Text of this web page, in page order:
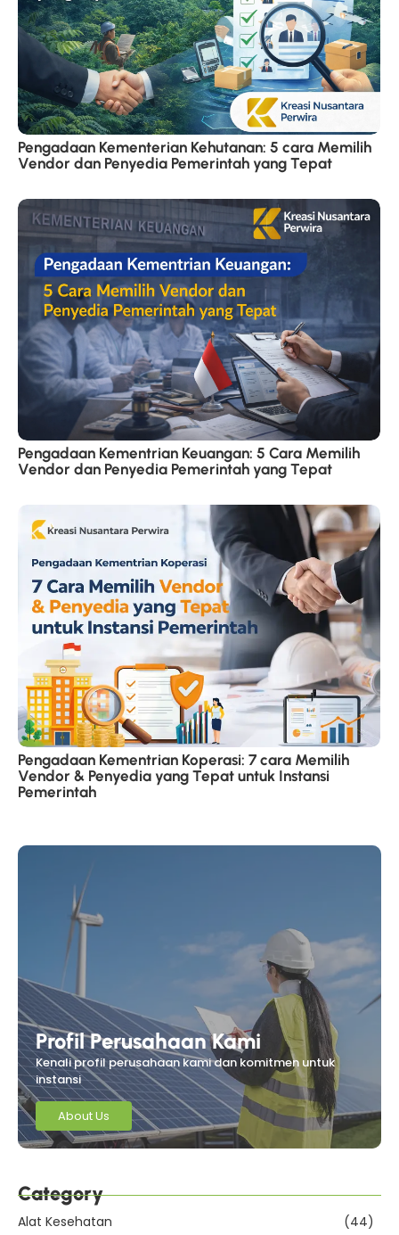
Pengadaan Kementerian Kehutanan: 5 cara Memilih
Vendor dan Penyedia Pemerintah yang Tepat
Pengadaan Kementrian Keuangan: 5 Cara Memilih
Vendor dan Penyedia Pemerintah yang Tepat
Pengadaan Kementrian Koperasi: 7 cara Memilih
Vendor & Penyedia yang Tepat untuk Instansi
Pemerintah
Profil Perusahaan Kami
Kenali profil perusahaan kami dan komitmen untuk
instansi
About Us
Category
Alat Kesehatan (44)